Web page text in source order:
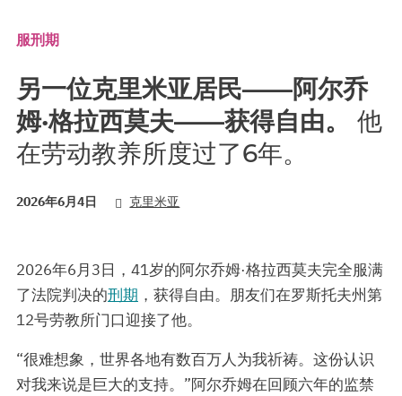
服刑期
另一位克里米亚居民——阿尔乔
姆·格拉西莫夫——获得自由。 他
在劳动教养所度过了6年。
2026年6月4日 克里米亚
2026年6月3日，41岁的阿尔乔姆·格拉西莫夫完全服满
了法院判决的刑期 ，获得自由。朋友们在罗斯托夫州第
12号劳教所门口迎接了他。
“很难想象，世界各地有数百万人为我祈祷。这份认识
对我来说是巨大的支持。”阿尔乔姆在回顾六年的监禁